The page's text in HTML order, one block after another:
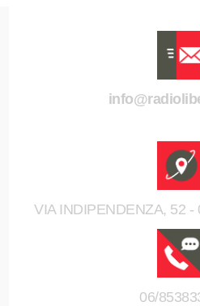
VIA INDIPENDENZA, 52 -
06/